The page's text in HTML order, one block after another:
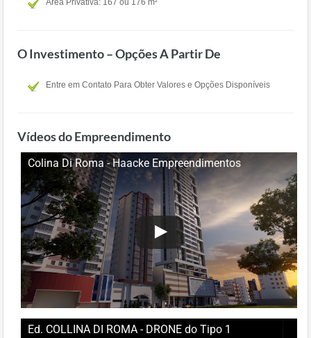
Área Privativa: 167 ou 176 m²
O Investimento – Opções A Partir De
Entre em Contato Para Obter Valores e Opções Disponíveis
Vídeos do Empreendimento
Colina Di Roma - Haacke Empreendimentos
Ed. COLLINA DI ROMA - DRONE do Tipo 1